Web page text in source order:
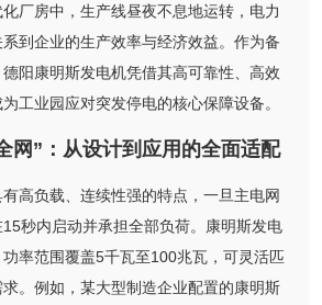
厂房中，生产线昼夜不息地运转，电力
到企业的生产效率与经济效益。作为备
阳康明斯发电机凭借其高可靠性、高效
工业园应对突发停电的核心保障设备。
网”：从设计到应用的全面适配
高负载、连续性强的特点，一旦主电网
秒内启动并承担全部负荷。康明斯发电
率范围覆盖5千瓦至100兆瓦，可灵活匹
。例如，某大型制造企业配置的康明斯